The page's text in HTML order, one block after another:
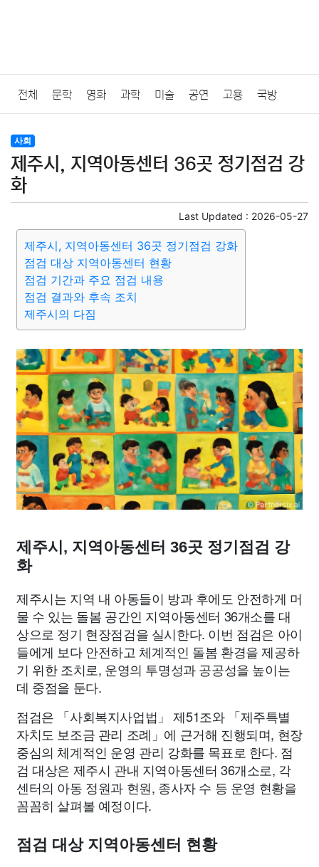
전체 문학 영화 과학 미술 공연 고용 국방
법률
질병 가요 방송 일상 주식 암호화폐 블록체인
미용 증권 인테리어
요리 상품리뷰 원예 금융 게임 스포츠
대출 자동차 취미 여행
종교 사회 정치 건강 의료 의학 경제
부동산 외국어 교육 교통 생활 기타
사회
제주시, 지역아동센터 36곳 정기점검 강
화
Last Updated : 2026-05-27
제주시, 지역아동센터 36곳 정기점검 강화
점검 대상 지역아동센터 현황
점검 기간과 주요 점검 내용
점검 결과와 후속 조치
제주시의 다짐
제주시, 지역아동센터 36곳 정기점검 강
화
제주시는 지역 내 아동들이 방과 후에도 안전하게 머
물 수 있는 돌봄 공간인 지역아동센터 36개소를 대
상으로 정기 현장점검을 실시한다. 이번 점검은 아이
들에게 보다 안전하고 체계적인 돌봄 환경을 제공하
기 위한 조치로, 운영의 투명성과 공공성을 높이는
데 중점을 둔다.
점검은 「사회복지사업법」 제51조와 「제주특별
자치도 보조금 관리 조례」에 근거해 진행되며, 현장
중심의 체계적인 운영 관리 강화를 목표로 한다. 점
검 대상은 제주시 관내 지역아동센터 36개소로, 각
센터의 아동 정원과 현원, 종사자 수 등 운영 현황을
꼼꼼히 살펴볼 예정이다.
점검 대상 지역아동센터 현황